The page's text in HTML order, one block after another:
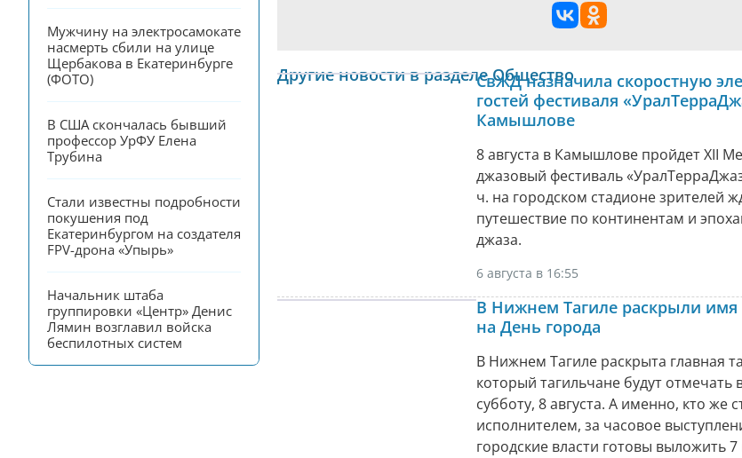
Мужчину на электросамокате
насмерть сбили на улице
Щербакова в Екатеринбурге
(ФОТО)
В США скончалась бывший
профессор УрФУ Елена
Трубина
Стали известны подробности
покушения под
Екатеринбургом на создателя
FPV-дрона «Упырь»
Начальник штаба
группировки «Центр» Денис
Лямин возглавил войска
беспилотных систем
Другие новости в разделе ОбществоСвЖД назначила скоростную
гостей фестиваля
Камышлове
8 августа в Камышлове пройдет XII
джазовый фестиваль
ч. на городском стадионе зрителей
путешествие по континентам и
джаза.
6 августа в 16:55
В Нижнем Тагиле раскрыли имя
на День города
В Нижнем Тагиле раскрыта главная
который тагильчане будут
субботу, 8 августа. А именно, кто же
исполнителем, за часовое
городские власти готовы выложить